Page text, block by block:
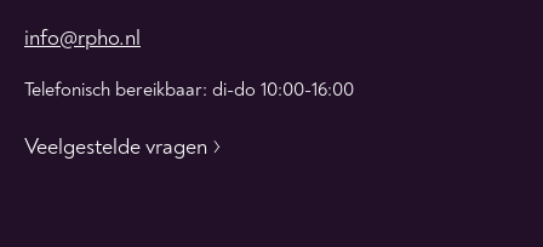
info@rpho.nl
Telefonisch bereikbaar: di-do 10:00-16:00
Veelgestelde vragen